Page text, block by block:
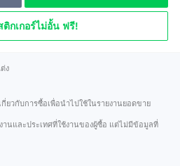
ติกเกอร์ไม่อั้น ฟรี!
ง
กี่ยวกับการซื้อเพื่อนำไปใช้ในรายงานยอดขาย
นและประเทศที่ใช้งานของผู้ซื้อ แต่ไม่มีข้อมูลที่